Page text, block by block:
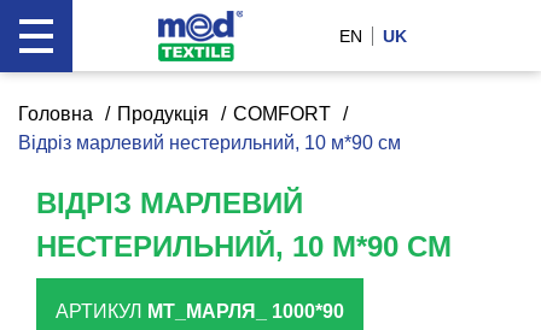
EN UK
Головна Продукція
COMFORT
Відріз марлевий нестерильний, 10 м*90 см
ВІДРІЗ МАРЛЕВИЙ
НЕСТЕРИЛЬНИЙ, 10 М*90 СМ
АРТИКУЛ МТ_МАРЛЯ_ 1000*90